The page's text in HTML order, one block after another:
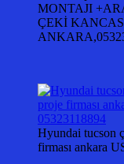
MONTAJI
ÇEKİ
Hyundai tucson
firması ankara